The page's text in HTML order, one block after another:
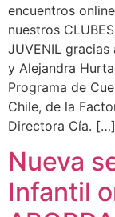
encuentros
nuestros
JUVENIL gracias
y Alejandra
Programa de
Chile, de la
Directora Cía. […]
Nueva
Infantil